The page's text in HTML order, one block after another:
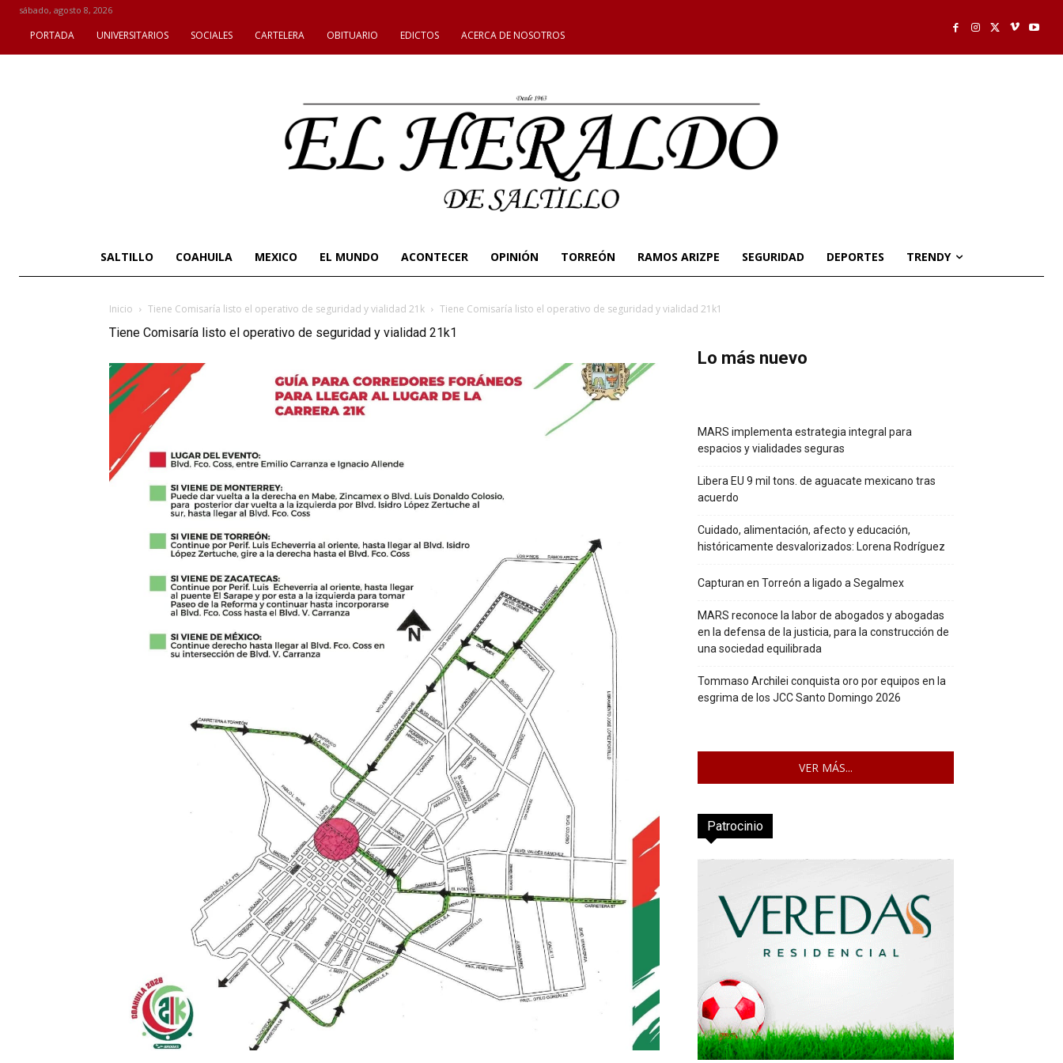
sábado, agosto 8, 2026
PORTADA UNIVERSITARIOS SOCIALES CARTELERA OBITUARIO EDICTOS ACERCA DE NOSOTROS
SALTILLO COAHUILA MEXICO EL MUNDO ACONTECER OPINIÓN TORREÓN RAMOS ARIZPE SEGURIDAD DEPORTES TRENDY
Inicio Tiene Comisaría listo el operativo de seguridad y vialidad 21k Tiene Comisaría listo el operativo de seguridad y vialidad 21k1
Tiene Comisaría listo el operativo de seguridad y vialidad 21k1
Lo más nuevo
MARS implementa estrategia integral para
espacios y vialidades seguras
Libera EU 9 mil tons. de aguacate mexicano tras
acuerdo
Cuidado, alimentación, afecto y educación,
históricamente desvalorizados: Lorena Rodríguez
Capturan en Torreón a ligado a Segalmex
MARS reconoce la labor de abogados y abogadas
en la defensa de la justicia, para la construcción de
una sociedad equilibrada
Tommaso Archilei conquista oro por equipos en la
esgrima de los JCC Santo Domingo 2026
VER MÁS...
Patrocinio